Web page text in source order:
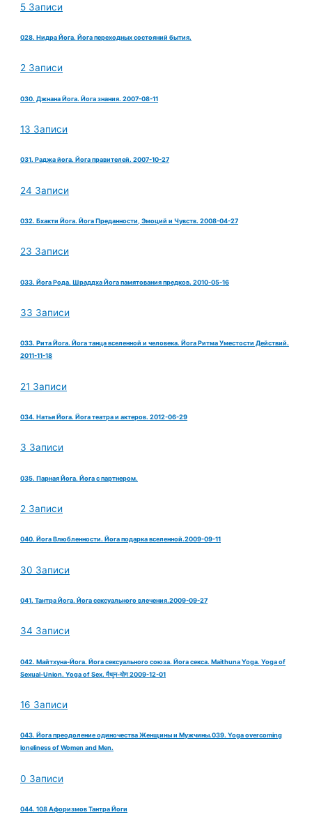
5 Записи
028. Нидра Йога. Йога переходных состояний бытия.
2 Записи
030. Джнана Йога. Йога знания. 2007-08-11
13 Записи
031. Раджа йога. Йога правителей. 2007-10-27
24 Записи
032. Бхакти Йога. Йога Преданности, Эмоций и Чувств. 2008-04-27
23 Записи
033. Йога Рода. Шраддха Йога памятования предков. 2010-05-16
33 Записи
033. Рита Йога. Йога танца вселенной и человека. Йога Ритма Уместости Действий.
2011-11-18
21 Записи
034. Натья Йога. Йога театра и актеров. 2012-06-29
3 Записи
035. Парная Йога. Йога с партнером.
2 Записи
040. Йога Влюбленности. Йога подарка вселенной.2009-09-11
30 Записи
041. Тантра Йога. Йога сексуального влечения.2009-09-27
34 Записи
042. Майтхуна-Йога. Йога сексуального союза. Йога секса. Maithuna Yoga. Yoga of
Sexual-Union. Yoga of Sex. मैथुन-योग 2009-12-01
16 Записи
043. Йога преодоление одиночества Женщины и Мужчины.039. Yoga overcoming
loneliness of Women and Men.
0 Записи
044. 108 Афоризмов Тантра Йоги